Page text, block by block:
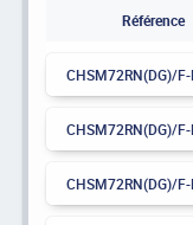
Référence
CHSM72RN(DG)/
CHSM72RN(DG)/
CHSM72RN(DG)/